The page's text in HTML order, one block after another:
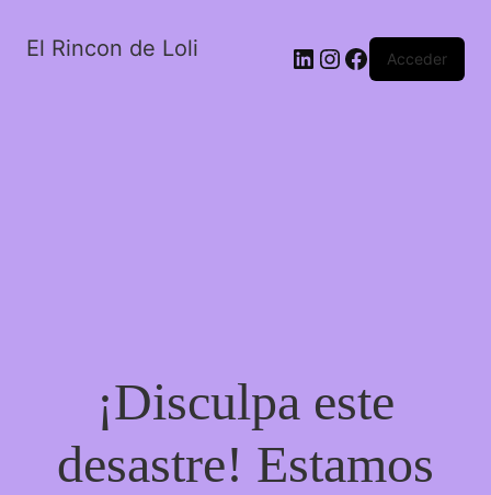
El Rincon de Loli LinkedIn
Instagram
FacebookAcceder
¡Disculpa este
desastre! Estamos